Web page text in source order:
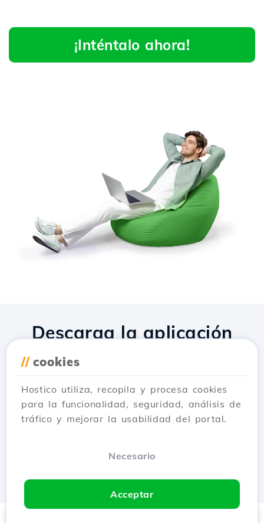
¡Inténtalo ahora!
// cookies
Hostico utiliza, recopila y procesa cookies
para la funcionalidad, seguridad, análisis de
tráfico y mejorar la usabilidad del portal.
Necesario
Acceptar
Descarga la aplicación